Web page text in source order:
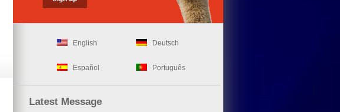
English Deutsch
Español Português
Latest Message